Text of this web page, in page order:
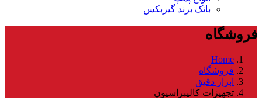
بانک برند گیربکس
فروشگاه
Home
فروشگاه
ابزار دقیق
تجهیزات کالیبراسیون